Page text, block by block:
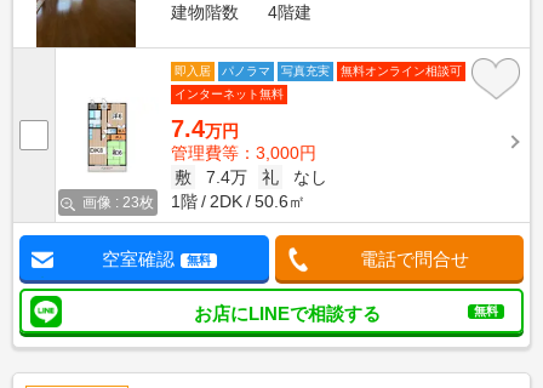
建物階数
4階建
画像 : 23枚
即入居 パノラマ 写真充実
無料オンライン相談可
インターネット無料
7.4万円
管理費等：3,000円
敷
7.4万 礼
なし
1階
2DK 50.6㎡
空室確認 無料 電話で問合せ
お店にLINEで相談する 無料